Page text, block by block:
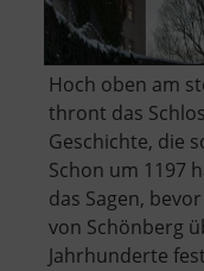
Hoch oben am
thront das
Geschichte, die
Schon um 1197
das Sagen,
von Schönberg
Jahrhunderte